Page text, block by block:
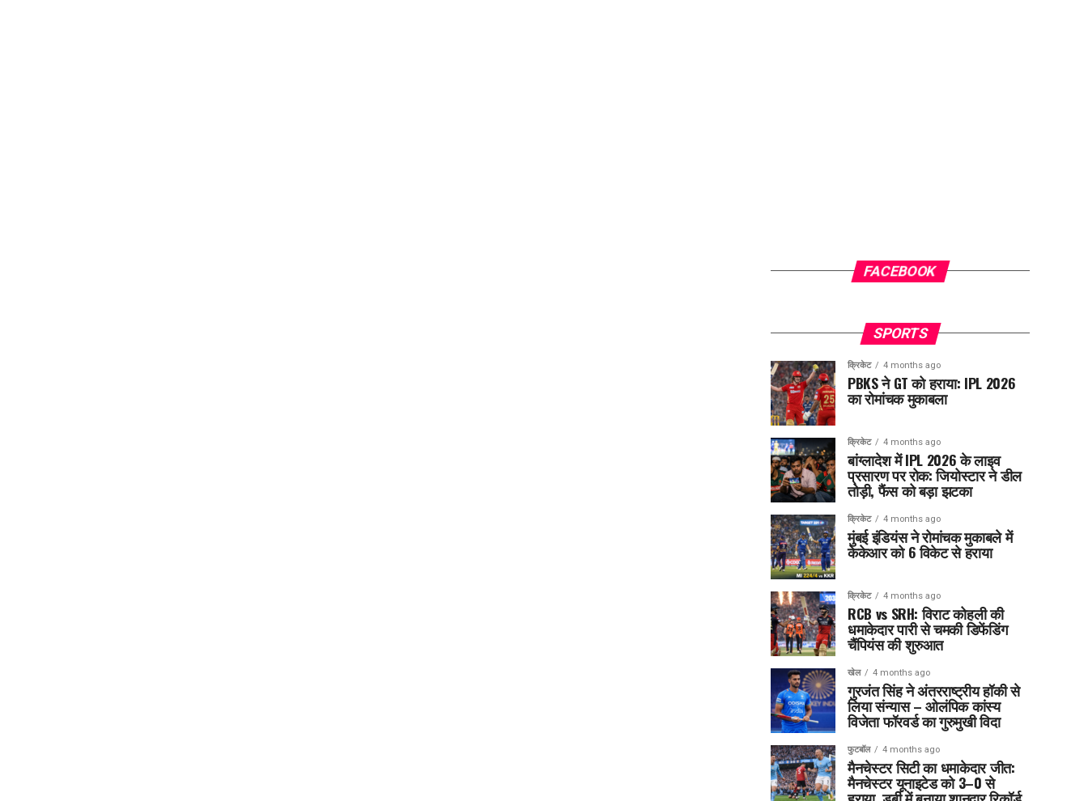
FACEBOOK
SPORTS
क्रिकेट 4 months ago
PBKS ने GT को हराया: IPL 2026
का रोमांचक मुकाबला
क्रिकेट 4 months ago
बांग्लादेश में IPL 2026 के लाइव
प्रसारण पर रोक: जियोस्टार ने डील
तोड़ी, फैंस को बड़ा झटका
क्रिकेट 4 months ago
मुंबई इंडियंस ने रोमांचक मुकाबले में
केकेआर को 6 विकेट से हराया
क्रिकेट 4 months ago
RCB vs SRH: विराट कोहली की
धमाकेदार पारी से चमकी डिफेंडिंग
चैंपियंस की शुरुआत
खेल 4 months ago
गुरजंत सिंह ने अंतरराष्ट्रीय हॉकी से
लिया संन्यास – ओलंपिक कांस्य
विजेता फॉरवर्ड का गुरुमुखी विदा
फुटबॉल 4 months ago
मैनचेस्टर सिटी का धमाकेदार जीत:
मैनचेस्टर यूनाइटेड को 3–0 से